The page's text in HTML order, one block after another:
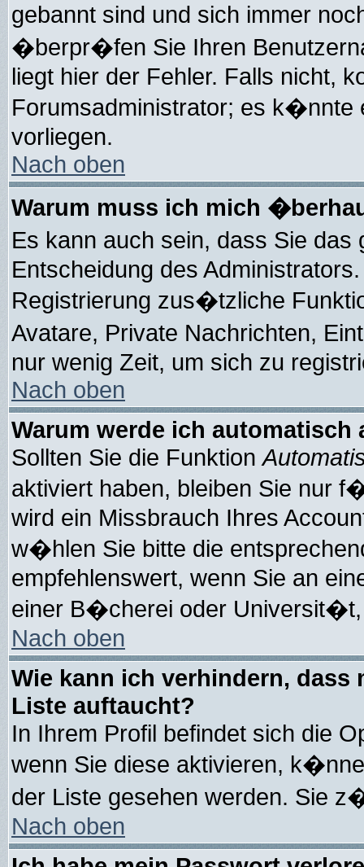
gebannt sind und sich immer
�berpr�fen Sie Ihren
liegt hier der Fehler. Falls nicht,
Forumsadministrator; es k�nnte
vorliegen.
Nach oben
Warum muss ich mich
Es kann auch sein, dass Sie
Entscheidung des
Registrierung zus�tzliche
Avatare, Private Nachrichten,
nur wenig Zeit, um sich zu
Nach oben
Warum werde ich automatisch
Sollten Sie die Funktion
aktiviert haben, bleiben Sie nur
wird ein Missbrauch Ihres
w�hlen Sie bitte die
empfehlenswert, wenn Sie an
einer B�cherei oder
Nach oben
Wie kann ich verhindern, dass
Liste auftaucht?
In Ihrem Profil befindet sich die
wenn Sie diese aktivieren,
der Liste gesehen werden. Sie
Nach oben